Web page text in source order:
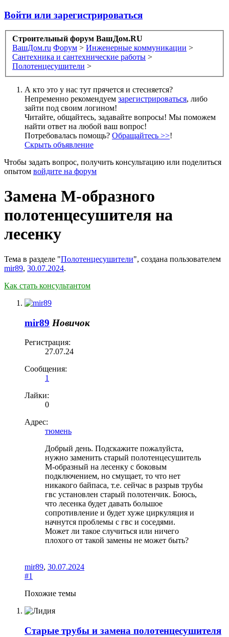
Войти или зарегистрироваться
Строительный форум ВашДом.RU
ВашДом.ru Форум > Инженерные коммуникации >
Сантехника и сантехнические работы >
Полотенцесушители >
А кто это у нас тут прячется и стесняется?
Непременно рекомендуем зарегистрироваться, либо
зайти под своим логином!
Читайте, общайтесь, задавайте вопросы! Мы поможем
найти ответ на любой ваш вопрос!
Потребовалась помощь? Обращайтесь >>!
Скрыть объявление
Чтобы задать вопрос, получить консультацию или поделиться
опытом войдите на форум
Замена М-образного
полотенцесушителя на
лесенку
Тема в разделе "Полотенцесушители", создана пользователем
mir89, 30.07.2024.
Как стать консультантом
mir89 Новичок
Регистрация:
27.07.24
Сообщения:
1
Лайки:
0
Адрес:
тюмень
Добрый день. Подскажите пожалуйста,
нужно заменить старый полотенцесушитель
М-образный на лесенку с боковым
подключением, но смущает, то что нет
никакого байпаса, т.е. сейчас в разрыв трубы
гвс установлен старый полотенчик. Боюсь,
что лесенка будет давать большое
сопротивление и будет хуже циркуляция и
начнутся проблемы с гвс и соседями.
Может ли такое случиться или ничего
плохого от такой замены не может быть?
mir89, 30.07.2024
#1
Похожие темы
Старые трубы и замена полотенцесушителя